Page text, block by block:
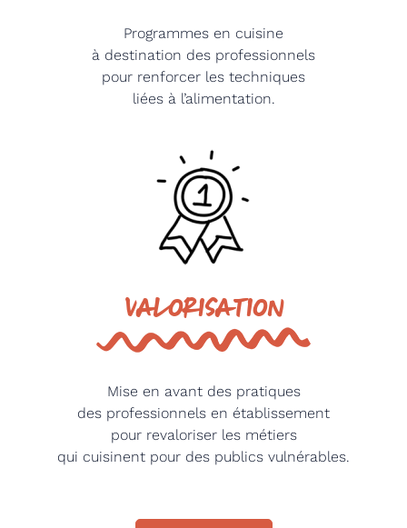
Programmes en cuisine
à destination des professionnels
pour renforcer les techniques
liées à l’alimentation.
VALORISATION
Mise en avant des pratiques
des professionnels en établissement
pour revaloriser les métiers
qui cuisinent pour des publics vulnérables.